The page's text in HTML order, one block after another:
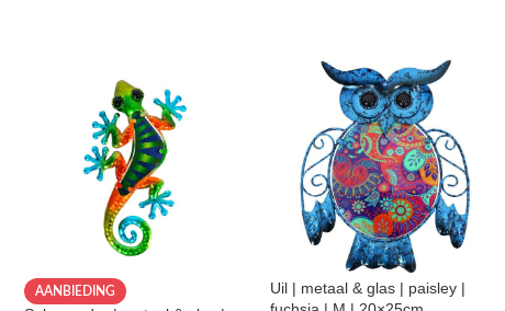
AANBIEDING
Uil | metaal & glas | paisley |